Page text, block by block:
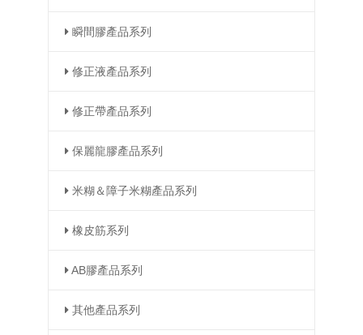
瞬間膠產品系列
修正液產品系列
修正帶產品系列
保麗龍膠產品系列
米糊＆障子米糊產品系列
橡皮筋系列
AB膠產品系列
其他產品系列